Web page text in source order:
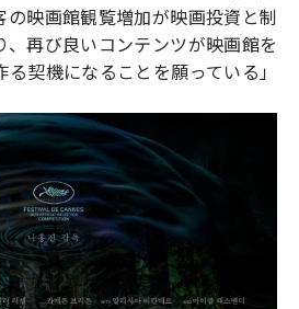
映画館観覧増加が映画投資と制
再び良いコンテンツが映画館を
契機になることを願っている」